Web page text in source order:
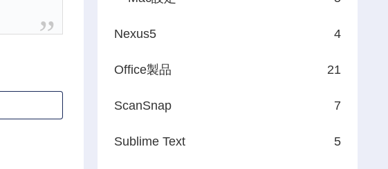
Nexus5 4
Office製品 21
ScanSnap 7
Sublime Text 5